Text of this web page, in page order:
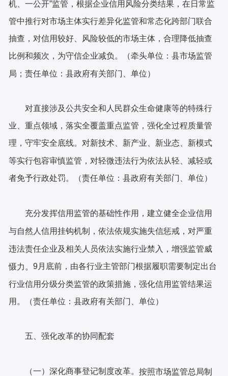
机、一公开”监管，根据企业信用风险分类结果，在日常监
管中推行对市场主体实行差异化监管和常态化跨部门联合
抽查，对信用较好、风险较低的市场主体，合理降低抽查
比例和频次，为守信企业减负。（牵头单位：县市场监管
局；责任单位：县政府有关部门、单位）
对直接涉及公共安全和人民群众生命健康等的特殊行
业、重点领域，落实全覆盖重点监管，强化全过程质量管
理，守牢安全底线。对新技术、新产业、新业态、新模式
等实行包容审慎监管，对轻微违法行为依法从轻、减轻或
者免予行政处罚。（责任单位：县政府有关部门、单位）
充分发挥信用监管的基础性作用，建立健全企业信用
与自然人信用挂钩机制，依法依规实施失信惩戒，对严重
违法责任企业及相关人员依法实施行业禁入，增强监管威
慑力。9月底前，由各行业主管部门根据履职需要制定出台
行业信用分级分类监管的政策措施，强化信用监管结果运
用。（责任单位：县政府有关部门、单位）
五、强化改革的协同配套
（一）深化商事登记制度改革。按照市场监管总局制